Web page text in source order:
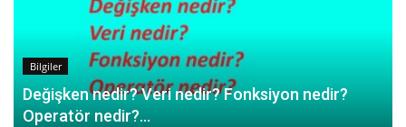
Bilgiler
Değişken nedir? Veri nedir? Fonksiyon nedir?
Operatör nedir?...